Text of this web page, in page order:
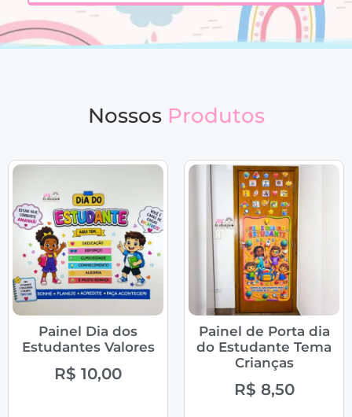
Nossos Produtos
Painel Dia dos
Estudantes Valores
R$ 10,00
Painel de Porta dia
do Estudante Tema
Crianças
R$ 8,50